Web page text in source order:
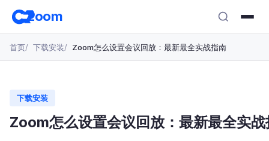
至
zoom
首页 下载安装 Zoom怎么设置会议回放：最新最全实战指南
下载安装
Zoom怎么设置会议回放：最新最全实战